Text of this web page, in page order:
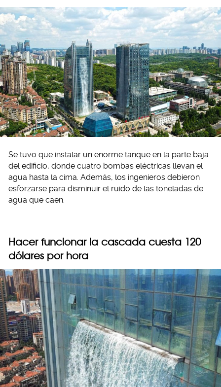
Se tuvo que instalar un enorme tanque en la parte baja
del edificio, donde cuatro bombas eléctricas llevan el
agua hasta la cima. Además, los ingenieros debieron
esforzarse para disminuir el ruido de las toneladas de
agua que caen.
Hacer funcionar la cascada cuesta 120
dólares por hora